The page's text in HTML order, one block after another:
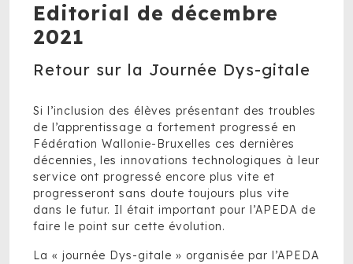
Editorial de décembre
2021
Retour sur la Journée Dys-gitale
Si l’inclusion des élèves présentant des troubles
de l’apprentissage a fortement progressé en
Fédération Wallonie-Bruxelles ces dernières
décennies, les innovations technologiques à leur
service ont progressé encore plus vite et
progresseront sans doute toujours plus vite
dans le futur. Il était important pour l’APEDA de
faire le point sur cette évolution.
La « journée Dys-gitale » organisée par l’APEDA